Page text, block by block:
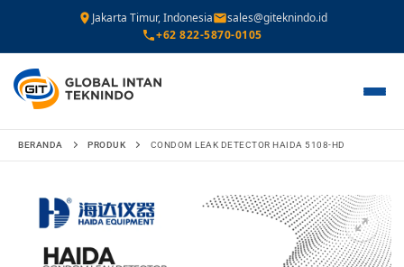
Jakarta Timur, Indonesia
sales@giteknindo.id
+62 822-5870-0105
Lompat
BERANDA PRODUK CONDOM LEAK DETECTOR HAIDA 5108-HD